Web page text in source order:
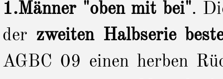
1.Männer "oben mit bei".
der zweiten Halbserie
AGBC 09 einen herben